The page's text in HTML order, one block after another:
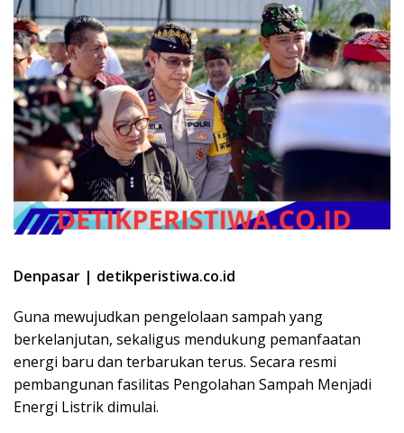
Denpasar | detikperistiwa.co.id
Guna mewujudkan pengelolaan sampah yang
berkelanjutan, sekaligus mendukung pemanfaatan
energi baru dan terbarukan terus. Secara resmi
pembangunan fasilitas Pengolahan Sampah Menjadi
Energi Listrik dimulai.